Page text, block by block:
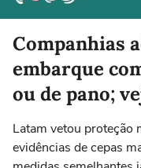
Companhias
embarque
ou de pano;
Latam vetou proteção
evidências de cepas